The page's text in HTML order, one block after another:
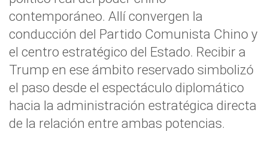
contemporáneo. Allí convergen la
conducción del Partido Comunista Chino y
el centro estratégico del Estado. Recibir a
Trump en ese ámbito reservado simbolizó
el paso desde el espectáculo diplomático
hacia la administración estratégica directa
de la relación entre ambas potencias.